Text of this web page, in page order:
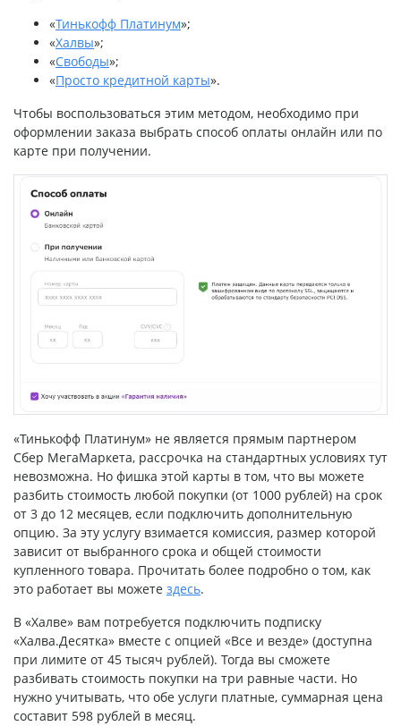
«Тинькофф Платинум»;
«Халвы»;
«Свободы»;
«Просто кредитной карты».
Чтобы воспользоваться этим методом, необходимо при
оформлении заказа выбрать способ оплаты онлайн или по
карте при получении.
«Тинькофф Платинум» не является прямым партнером
Сбер МегаМаркета, рассрочка на стандартных условиях тут
невозможна. Но фишка этой карты в том, что вы можете
разбить стоимость любой покупки (от 1000 рублей) на срок
от 3 до 12 месяцев, если подключить дополнительную
опцию. За эту услугу взимается комиссия, размер которой
зависит от выбранного срока и общей стоимости
купленного товара. Прочитать более подробно о том, как
это работает вы можете здесь.
В «Халве» вам потребуется подключить подписку
«Халва.Десятка» вместе с опцией «Все и везде» (доступна
при лимите от 45 тысяч рублей). Тогда вы сможете
разбивать стоимость покупки на три равные части. Но
нужно учитывать, что обе услуги платные, суммарная цена
составит 598 рублей в месяц.